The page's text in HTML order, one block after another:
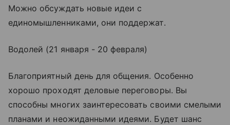
Можно обсуждать новые идеи с
единомышленниками, они поддержат.
Водолей (21 января - 20 февраля)
Благоприятный день для общения. Особенно
хорошо проходят деловые переговоры. Вы
способны многих заинтересовать своими смелыми
планами и неожиданными идеями. Будет шанс